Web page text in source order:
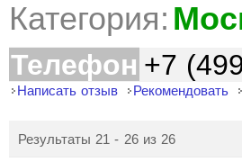
Категория:
Телефон +7
Написать отзыв Рекомендовать
Результаты 21 - 26 из 26